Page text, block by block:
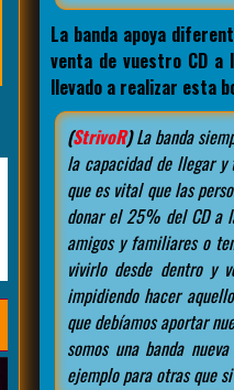
La banda apoya
venta de vuestro CD a
llevado a realizar esta
(StrivoR)La banda
la capacidad de llegar
que es vital que las
donar el 25% del CD a
amigos y familiares o
vivirlo desde dentro y
impidiendo hacer
que debíamos aportar
somos una banda
ejemplo para otras que